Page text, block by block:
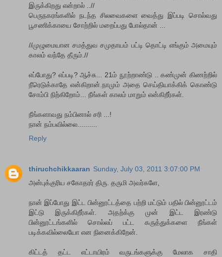
இருக்கிறது என்றால் ..//
பெருநகரங்களில் நடந்த சிலவைகளை வைத்து இப்படி சொல்வது
பூசணிக்காயை சோற்றில் மறைப்பது போல்தான் ...
//முழுமையான சமத்துவ சமுதாயம் பட்டி தொட்டி எங்கும் அமையும்
காலம் வந்தே தீரும்.//
எப்போது? எப்படி? ஆச்சு... 21ம் நூற்றாண்டு .. கண்முன் கிணற்றில்
நீரெடுக்காதே என்கிறான்.நாமும் அதை செய்தியாக்கிக் கொண்டு
சோம்பி நிற்கிறோம்... நீங்கள் காலம் மாறும் என்கிறீர்கள்.
நீங்களாவது நம்பினால் சரி ...!
நான் நம்பவில்லை..........
Reply
thiruchchikkaaran Sunday, July 03, 2011 3:07:00 PM
அன்புக்குரிய சகோதரர் திரு. தருமி அவர்களே,
நான் இப்போது இட்ட பின்னூட்டத்தை பற்றி மட்டும் பதில் பின்னூட்டம்
இட்டு இருக்கிறீர்கள். அதற்க்கு முன் இட்ட இரண்டு
பின்னூட்டங்களில் சொல்லப் பட்ட கருத்துக்களை நீங்கள்
படிக்கவில்லையோ என நினைக்கிறேன்.
கிட்டத் தட்ட எட்டாயிரம் வருடங்களுக்கு மேலாக சாதி